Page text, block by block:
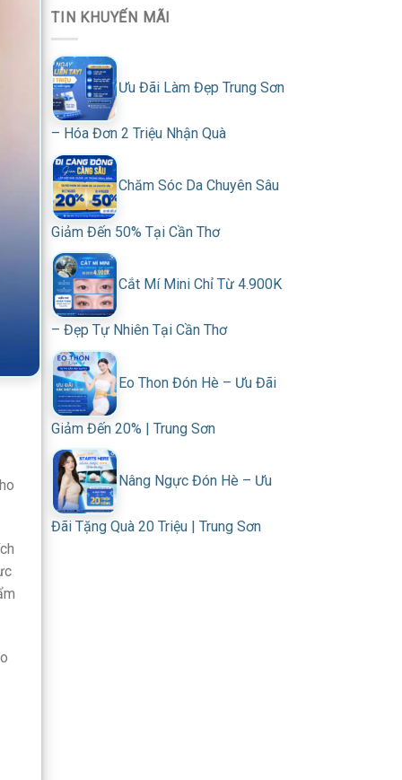
TIN KHUYẾN MÃI
Ưu Đãi Làm Đẹp Trung Sơn
– Hóa Đơn 2 Triệu Nhận Quà
Chăm Sóc Da Chuyên Sâu
Giảm Đến 50% Tại Cần Thơ
Cắt Mí Mini Chỉ Từ 4.900K
– Đẹp Tự Nhiên Tại Cần Thơ
Eo Thon Đón Hè – Ưu Đãi
Giảm Đến 20% | Trung Sơn
Nâng Ngực Đón Hè – Ưu
Đãi Tặng Quà 20 Triệu | Trung Sơn